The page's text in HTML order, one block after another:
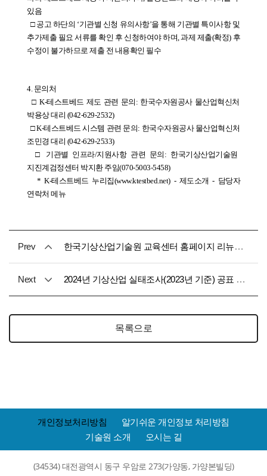
있음
추가제출 필요 서류를 확인 후 신청하여야 하며, 과제 제출(확정) 후
수정이 불가하므로 제출 전 내용확인 필수
4. 문의처
박용상 대리 (042-629-2532)
조민경 대리 (042-629-2533)
지진계검정센터 박지환 주임(070-5003-5458)
연락처 메뉴
Prev 한국기상산업기술원 교육센터 홈페이지 리뉴얼 오픈 안내
Next 2024년 기상산업 실태조사(2023년 기준) 공표 예정일 사전공지
목록으로
개인정보처리방침
알기쉬운 개인정보 처리방침
기술원 소개
오시는 길
(34534) 대전광역시 동구 우암로 273(가양동, 가양본빌딩)